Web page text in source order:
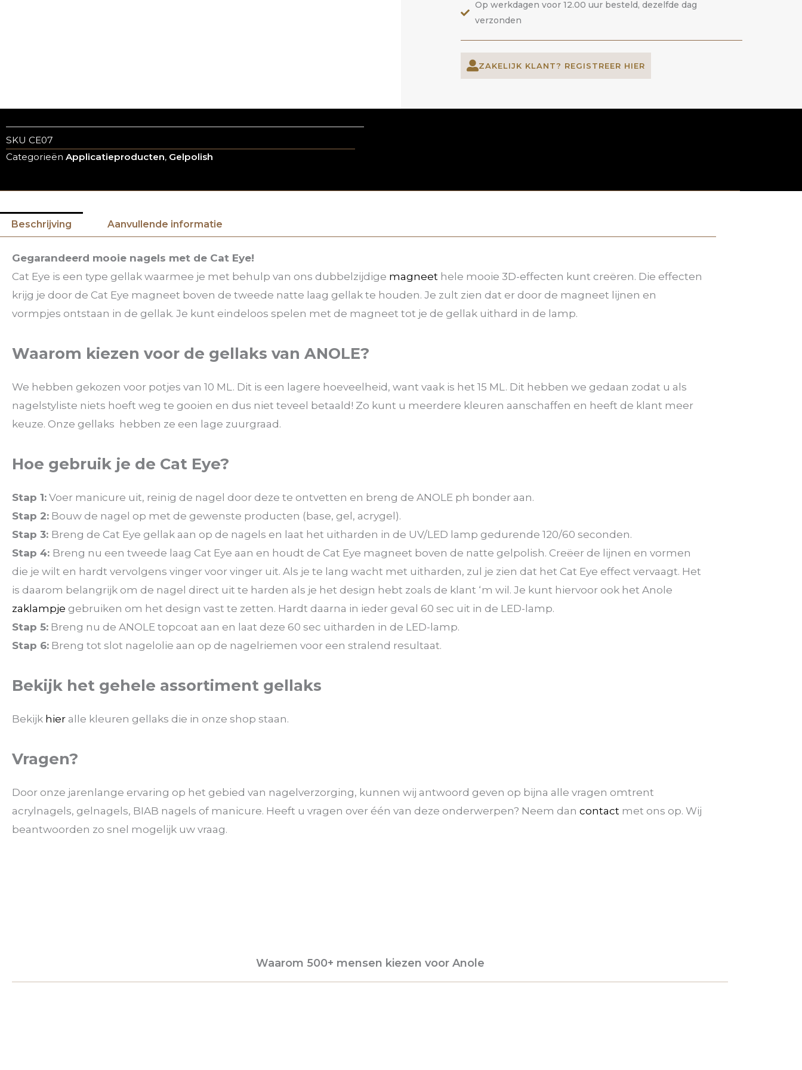
Op werkdagen voor 12.00 uur besteld, dezelfde dag
verzonden
ZAKELIJK KLANT? REGISTREER HIER
SKU CE07
Categorieën Applicatieproducten, Gelpolish
Beschrijving Aanvullende informatie
Gegarandeerd mooie nagels met de Cat Eye!
Cat Eye is een type gellak waarmee je met behulp van ons dubbelzijdige magneet hele mooie 3D-effecten kunt creëren. Die effecten
krijg je door de Cat Eye magneet boven de tweede natte laag gellak te houden. Je zult zien dat er door de magneet lijnen en
vormpjes ontstaan in de gellak. Je kunt eindeloos spelen met de magneet tot je de gellak uithard in de lamp.
Waarom kiezen voor de gellaks van ANOLE?
We hebben gekozen voor potjes van 10 ML. Dit is een lagere hoeveelheid, want vaak is het 15 ML. Dit hebben we gedaan zodat u als
nagelstyliste niets hoeft weg te gooien en dus niet teveel betaald! Zo kunt u meerdere kleuren aanschaffen en heeft de klant meer
keuze. Onze gellaks hebben ze een lage zuurgraad.
Hoe gebruik je de Cat Eye?
Stap 1: Voer manicure uit, reinig de nagel door deze te ontvetten en breng de ANOLE ph bonder aan.
Stap 2: Bouw de nagel op met de gewenste producten (base, gel, acrygel).
Stap 3: Breng de Cat Eye gellak aan op de nagels en laat het uitharden in de UV/LED lamp gedurende 120/60 seconden.
Stap 4: Breng nu een tweede laag Cat Eye aan en houdt de Cat Eye magneet boven de natte gelpolish. Creëer de lijnen en vormen
die je wilt en hardt vervolgens vinger voor vinger uit. Als je te lang wacht met uitharden, zul je zien dat het Cat Eye effect vervaagt. Het
is daarom belangrijk om de nagel direct uit te harden als je het design hebt zoals de klant ‘m wil. Je kunt hiervoor ook het Anole
zaklampje gebruiken om het design vast te zetten. Hardt daarna in ieder geval 60 sec uit in de LED-lamp.
Stap 5: Breng nu de ANOLE topcoat aan en laat deze 60 sec uitharden in de LED-lamp.
Stap 6: Breng tot slot nagelolie aan op de nagelriemen voor een stralend resultaat.
Bekijk het gehele assortiment gellaks
Bekijk hier alle kleuren gellaks die in onze shop staan.
Vragen?
Door onze jarenlange ervaring op het gebied van nagelverzorging, kunnen wij antwoord geven op bijna alle vragen omtrent
acrylnagels, gelnagels, BIAB nagels of manicure. Heeft u vragen over één van deze onderwerpen? Neem dan contact met ons op. Wij
beantwoorden zo snel mogelijk uw vraag.
Waarom 500+ mensen kiezen voor Anole